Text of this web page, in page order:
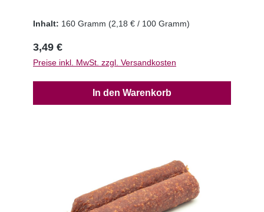
Inhalt: 160 Gramm (2,18 € / 100 Gramm)
3,49 €
Preise inkl. MwSt. zzgl. Versandkosten
In den Warenkorb